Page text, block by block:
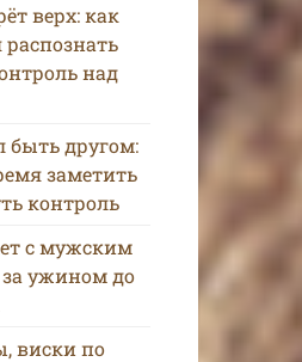
верх: как
над
быть другом:
заметить
контроль
с мужским
за ужином до
виски по